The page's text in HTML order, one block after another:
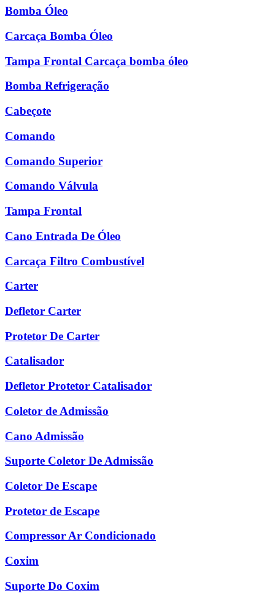
Bomba Óleo
Carcaça Bomba Óleo
Tampa Frontal Carcaça bomba óleo
Bomba Refrigeração
Cabeçote
Comando
Comando Superior
Comando Válvula
Tampa Frontal
Cano Entrada De Óleo
Carcaça Filtro Combustível
Carter
Defletor Carter
Protetor De Carter
Catalisador
Defletor Protetor Catalisador
Coletor de Admissão
Cano Admissão
Suporte Coletor De Admissão
Coletor De Escape
Protetor de Escape
Compressor Ar Condicionado
Coxim
Suporte Do Coxim